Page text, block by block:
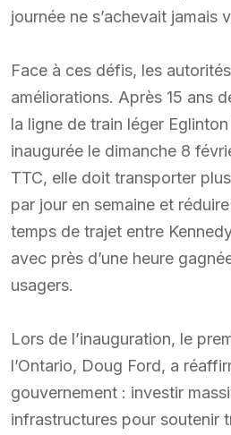
journée ne s’achevait jamais
Face à ces défis, les
améliorations. Après 15 ans
la ligne de train léger
inaugurée le dimanche 8
TTC, elle doit transporter
par jour en semaine et
temps de trajet entre
avec près d’une heure
usagers.
Lors de l’inauguration, le
l’Ontario, Doug Ford, a
gouvernement : investir
infrastructures pour soutenir